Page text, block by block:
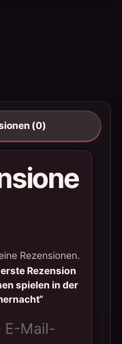
(0)
Rezensionen.
Rezension
spielen in der
E-Mail-